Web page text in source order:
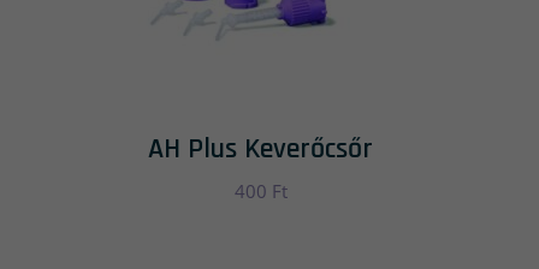
AH Plus Keverőcsőr
400 Ft